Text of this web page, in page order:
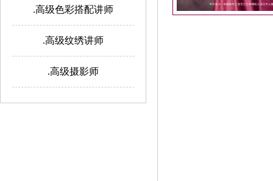
.高级色彩搭配讲师
.高级纹绣讲师
.高级摄影师